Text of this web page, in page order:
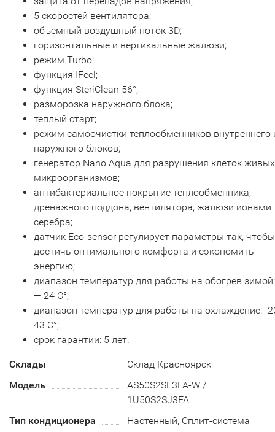
5 скоростей вентилятора;
объемный воздушный поток 3D;
горизонтальные и вертикальные жалюзи;
режим Turbo;
функция IFeel;
функция SteriClean 56°;
разморозка наружного блока;
теплый старт;
режим самоочистки теплообменников внутреннего
наружного блоков;
генератор Nano Aqua для разрушения клеток живых
микроорганизмов;
антибактериальное покрытие теплообменника,
дренажного поддона, вентилятора, жалюзи ионами
серебра;
датчик Eco-sensor регулирует параметры так, чтобы
достичь оптимального комфорта и сэкономить
энергию;
диапазон температур для работы на обогрев
— 24 С°;
диапазон температур для работы на охлаждение: -
43 С°;
срок гарантии: 5 лет.
Склады
Склад Красноярск
Модель
AS50S2SF3FA-W /
1U50S2SJ3FA
Тип кондиционера
Настенный, Сплит-система